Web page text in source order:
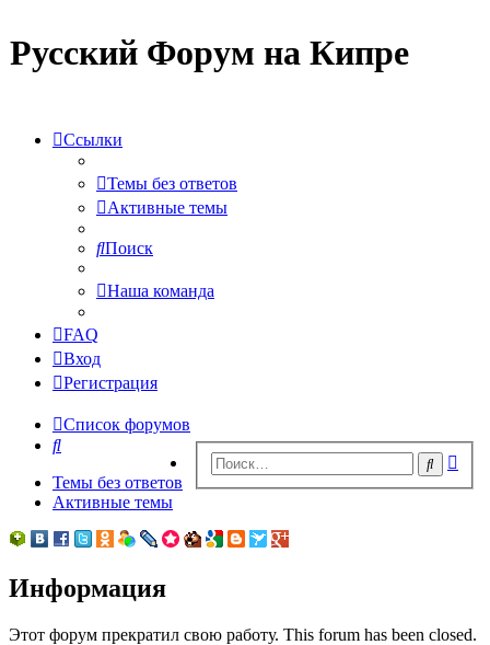
Русский Форум на Кипре
Ссылки
Темы без ответов
Активные темы
Поиск
Наша команда
FAQ
Вход
Регистрация
Список форумов
Поиск
Поиск
Темы без ответов
Активные темы
Информация
Этот форум прекратил свою работу. This forum has been closed.